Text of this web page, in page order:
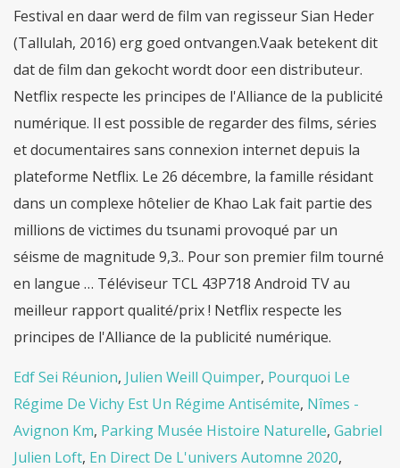
Festival en daar werd de film van regisseur Sian Heder
(Tallulah, 2016) erg goed ontvangen.Vaak betekent dit
dat de film dan gekocht wordt door een distributeur.
Netflix respecte les principes de l'Alliance de la publicité
numérique. Il est possible de regarder des films, séries
et documentaires sans connexion internet depuis la
plateforme Netflix. Le 26 décembre, la famille résidant
dans un complexe hôtelier de Khao Lak fait partie des
millions de victimes du tsunami provoqué par un
séisme de magnitude 9,3.. Pour son premier film tourné
en langue … Téléviseur TCL 43P718 Android TV au
meilleur rapport qualité/prix ! Netflix respecte les
principes de l'Alliance de la publicité numérique.
Edf Sei Réunion, Julien Weill Quimper, Pourquoi Le
Régime De Vichy Est Un Régime Antisémite, Nîmes -
Avignon Km, Parking Musée Histoire Naturelle, Gabriel
Julien Loft, En Direct De L'univers Automne 2020,